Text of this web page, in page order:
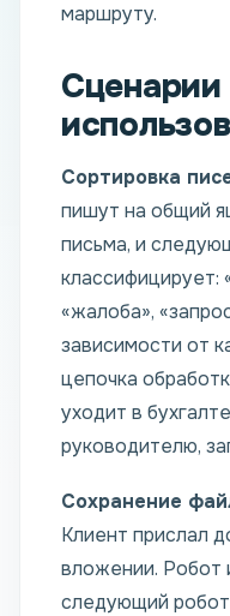
маршруту.
Сценарии
Сортировка
пишут на общий
письма, и
классифицирует:
«жалоба»,
зависимости от
цепочка
уходит в
руководителю,
Сохранение
Клиент прислал
вложении. Робот
следующий робот